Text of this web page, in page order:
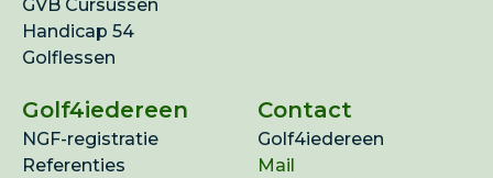
GVB Cursussen
Handicap 54
Golflessen
Golf4iedereen
NGF-registratie
Referenties
Contact
Golf4iedereen
Mail